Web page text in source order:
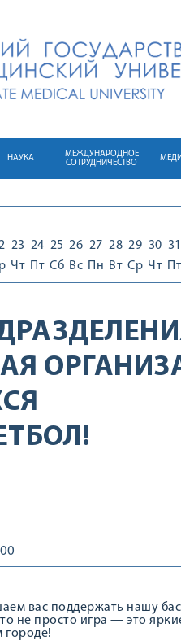
НАУКА
МЕЖДУНАРОДНОЕ
СОТРУДНИЧЕСТВО
23
Чт
24
Пт
25
Сб
26
Вс
27
Пн
28
Вт
29
Ср
30
Чт
31
Пт
вас поддержать нашу
не просто игра — это
городе!